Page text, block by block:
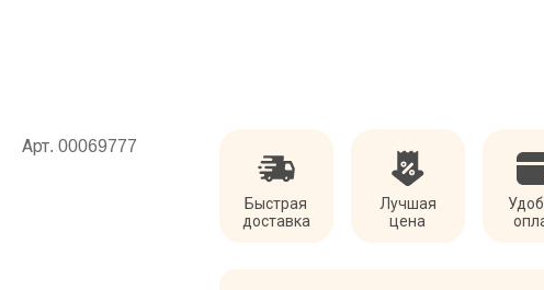
Арт. 00069777
Быстрая
доставка
Лучшая
цена